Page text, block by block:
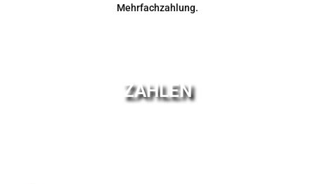
Mehrfachzahlung.
ZAHLEN